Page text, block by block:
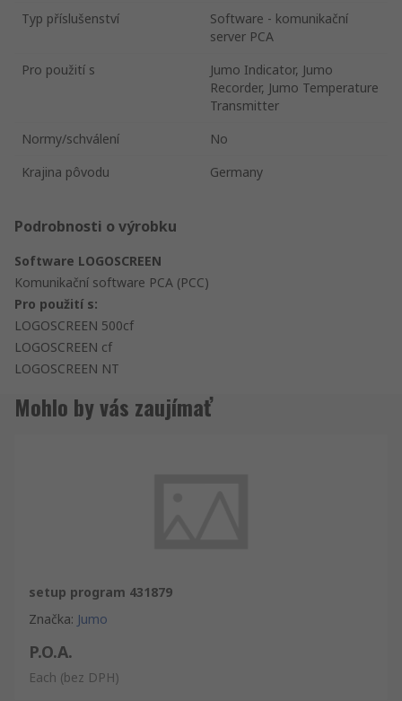
Typ příslušenství
Software - komunikační
server PCA
Pro použití s
Jumo Indicator, Jumo
Recorder, Jumo Temperature
Transmitter
Normy/schválení
No
Krajina pôvodu
Germany
Podrobnosti o výrobku
Software LOGOSCREEN
Komunikační software PCA (PCC)
Pro použití s:
LOGOSCREEN 500cf
LOGOSCREEN cf
LOGOSCREEN NT
Mohlo by vás zaujímať
setup program 431879
Značka: Jumo
P.O.A.
Each (bez DPH)